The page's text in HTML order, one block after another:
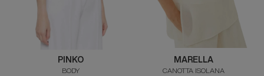
PINKO
BODY
MARELLA
CANOTTA ISOLANA